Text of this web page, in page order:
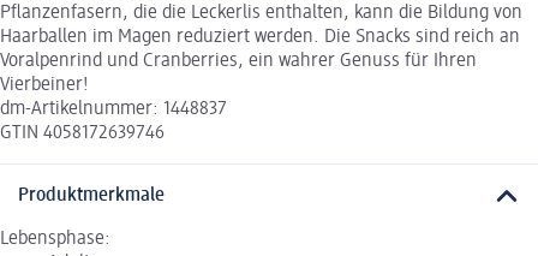
Pflanzenfasern, die die Leckerlis enthalten, kann die Bildung von
Haarballen im Magen reduziert werden. Die Snacks sind reich an
Voralpenrind und Cranberries, ein wahrer Genuss für Ihren
Vierbeiner!
dm-Artikelnummer: 1448837
GTIN 4058172639746
Produktmerkmale
Lebensphase: